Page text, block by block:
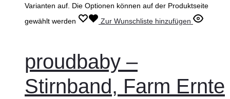
Varianten auf. Die Optionen können auf der Produktseite
gewählt werden
Zur Wunschliste hinzufügen
proudbaby –
Stirnband, Farm Ernte